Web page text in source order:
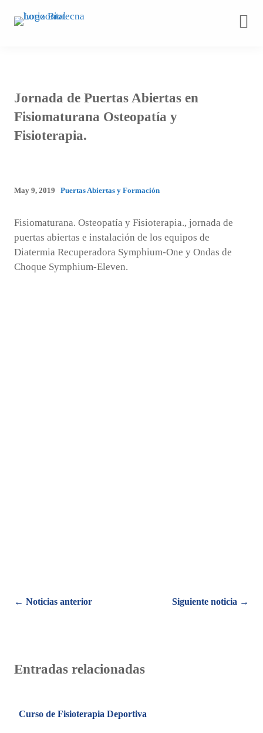
Jornada de Puertas Abiertas en
Fisiomaturana Osteopatía y
Fisioterapia.
May 9, 2019 Puertas Abiertas y Formación
Fisiomaturana. Osteopatía y Fisioterapia., jornada de
puertas abiertas e instalación de los equipos de
Diatermia Recuperadora Symphium-One y Ondas de
Choque Symphium-Eleven.
Posts
← Noticias anterior Siguiente noticia →
Entradas relacionadas
Curso de Fisioterapia Deportiva